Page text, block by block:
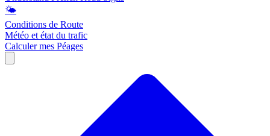
🌤️
Conditions de Route
Météo et état du trafic
Calculer mes Péages